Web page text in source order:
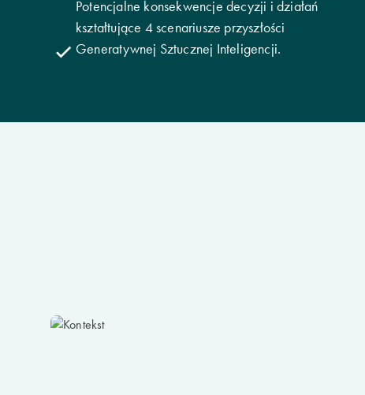
Potencjalne konsekwencje decyzji i działań
kształtujące 4 scenariusze przyszłości
Generatywnej Sztucznej Inteligencji.